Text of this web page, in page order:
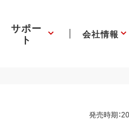
サポー
ト 会社情報
発売時期：